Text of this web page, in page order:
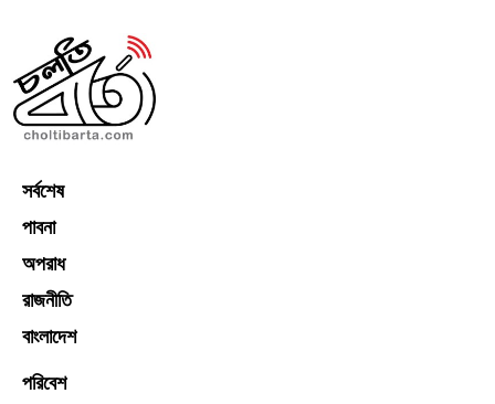
সর্বশেষ
পাবনা
অপরাধ
রাজনীতি
বাংলাদেশ
পরিবেশ